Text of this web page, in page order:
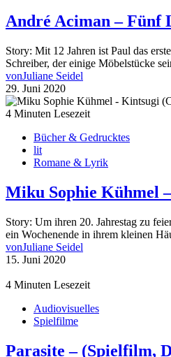
André Aciman – Fünf
Story: Mit 12 Jahren ist Paul das
Schreiber, der einige Möbelstücke
vonJuliane Seidel
29. Juni 2020
4 Minuten Lesezeit
Bücher & Gedrucktes
lit
Romane & Lyrik
Miku Sophie Kühmel
Story: Um ihren 20. Jahrestag zu
ein Wochenende in ihrem kleinen
vonJuliane Seidel
15. Juni 2020
4 Minuten Lesezeit
Audiovisuelles
Spielfilme
Parasite – (Spielfilm,